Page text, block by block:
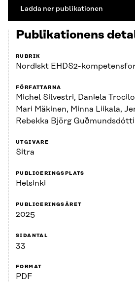
Ladda ner publikationen
Publikationens
RUBRIK
Nordiskt EHDS2-
FÖRFATTARNA
Michel Silvestri, Daniela
Mari Mäkinen, Minna Liikala,
Rebekka Björg
UTGIVARE
Sitra
PUBLICERINGSPLATS
Helsinki
PUBLICERINGSÅRET
2025
SIDANTAL
33
FORMAT
PDF